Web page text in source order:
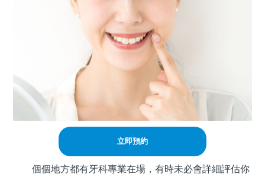
立即預約
個個地方都有牙科專業在場，有時未必會詳細評估你